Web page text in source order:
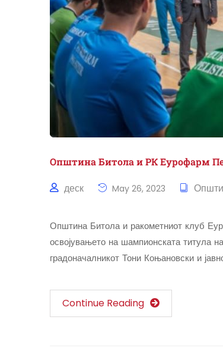
Општина Битола и РК Еурофарм
деск May 26, 2023
Општина Битола и ракометниот клуб
освојувањето на шампионската титула
градоначалникот Тони Коњановски и
Continue Reading